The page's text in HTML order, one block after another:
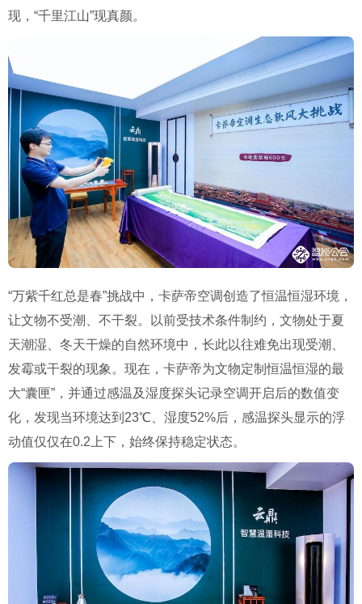
现，“千里江山”现真颜。
“万紫千红总是春”挑战中，卡萨帝空调创造了恒温恒湿环境，
让文物不受潮、不干裂。
以前受技术条件制约，文物处于夏
天潮湿、冬天干燥的自然环境中，长此以往难免出现受潮、
发霉或干裂的现象。现在，卡萨帝为文物定制恒温恒湿的最
大“囊匣”，并通过感温及湿度探头记录空调开启后的数值变
化，发现当环境达到23℃、湿度52%后，感温探头显示的浮
动值仅仅在0.2上下，始终保持稳定状态。